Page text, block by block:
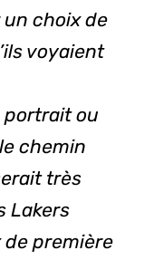
choix de
voyaient
ou
chemin
très
Lakers
première